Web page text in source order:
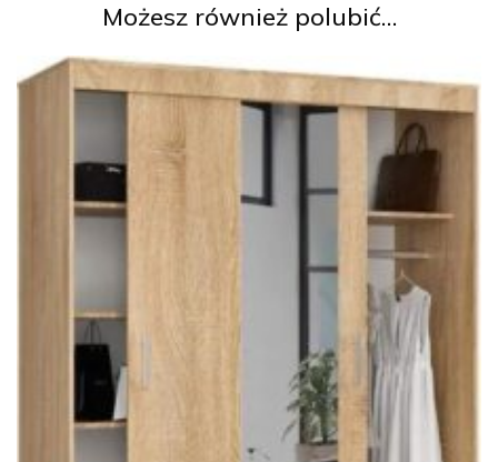
Możesz również polubić…